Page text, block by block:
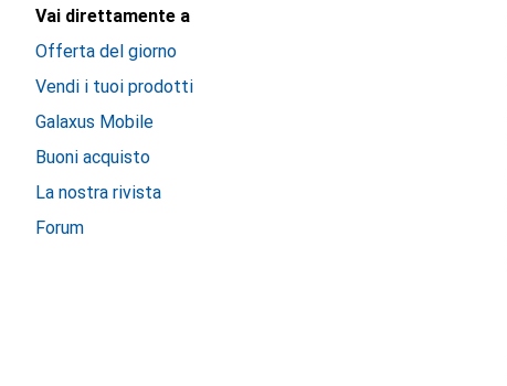
Vai direttamente a
Offerta del giorno
Vendi i tuoi prodotti
Galaxus Mobile
Buoni acquisto
La nostra rivista
Forum